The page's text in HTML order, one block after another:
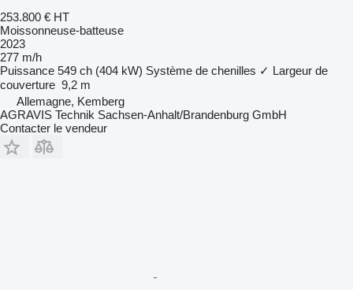
253.800 € HT
Moissonneuse-batteuse
2023
277 m/h
Puissance 549 ch (404 kW) Système de chenilles ✓ Largeur de
couverture 9,2 m
Allemagne, Kemberg
AGRAVIS Technik Sachsen-Anhalt/Brandenburg GmbH
Contacter le vendeur